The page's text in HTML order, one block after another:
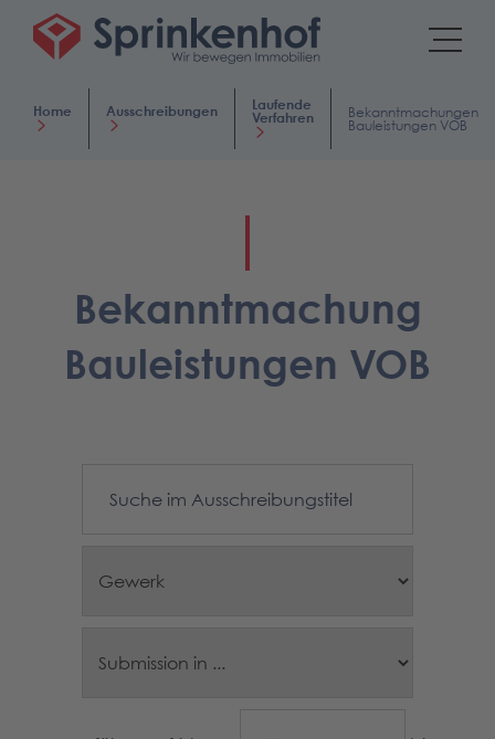
Home Ausschreibungen Laufende
Verfahren
Bekanntmachungen
Bauleistungen VOB
Bekanntmachung
Bauleistungen VOB